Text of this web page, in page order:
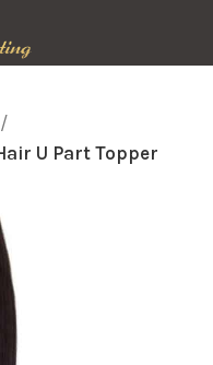
U Part Topper